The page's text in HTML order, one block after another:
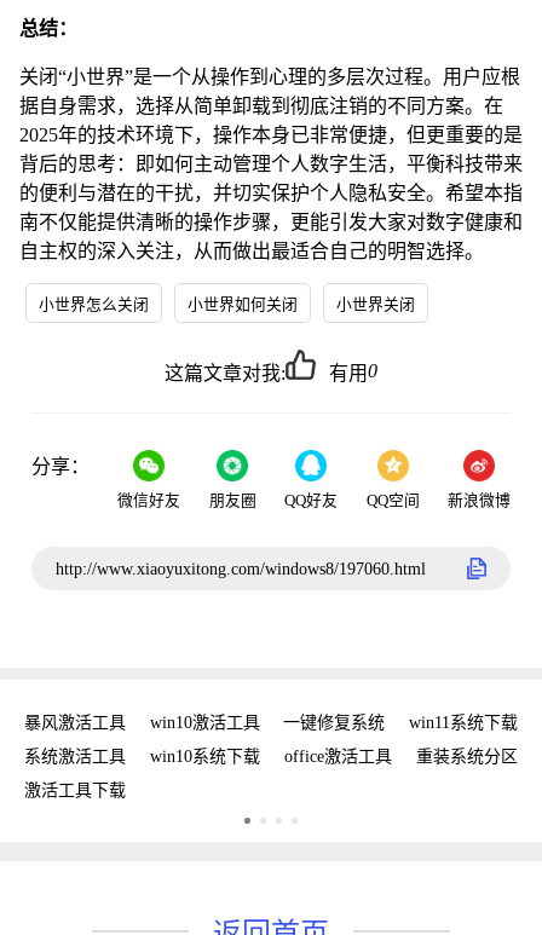
总结：
关闭“小世界”是一个从操作到心理的多层次过程。用户应根
据自身需求，选择从简单卸载到彻底注销的不同方案。在
2025年的技术环境下，操作本身已非常便捷，但更重要的是
背后的思考：即如何主动管理个人数字生活，平衡科技带来
的便利与潜在的干扰，并切实保护个人隐私安全。希望本指
南不仅能提供清晰的操作步骤，更能引发大家对数字健康和
自主权的深入关注，从而做出最适合自己的明智选择。
小世界怎么关闭 小世界如何关闭 小世界关闭
这篇文章对我: 有用0
分享：
微信好友 朋友圈 QQ好友 QQ空间 新浪微博
http://www.xiaoyuxitong.com/windows8/197060.html
暴风激活工具 win10激活工具 一键修复系统
win11系统下载
系统激活工具
win10系统下载 office激活工具
重装系统分区
激活工具下载